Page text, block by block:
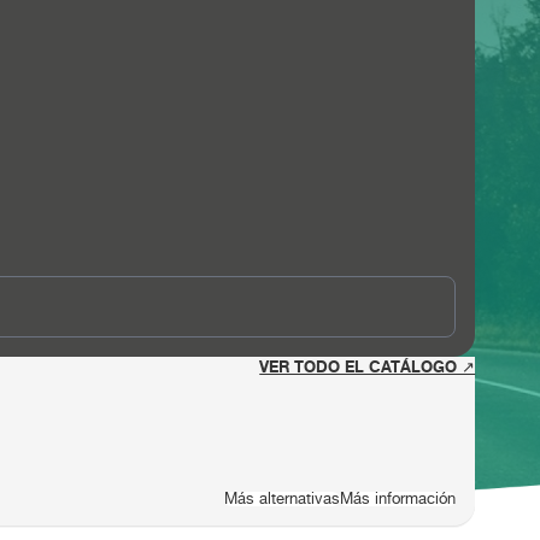
VER TODO EL CATÁLOGO ↗
Más alternativas
Más información